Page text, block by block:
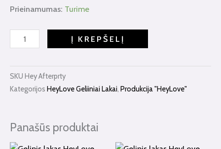
Prieinamumas: Turime
produkto
lakas
"Afterparty"
15ml.
Į KREPŠELĮ
SKU Hey Afterprty
Kategorijos HeyLove Geliiniai Lakai, Produkcija "HeyLove"
Panašūs produktai